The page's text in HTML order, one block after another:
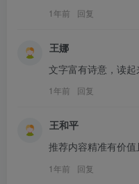
1年前 回复
王娜
文字富有诗意，读起
1年前 回复
王和平
推荐内容精准有价值
1年前 回复